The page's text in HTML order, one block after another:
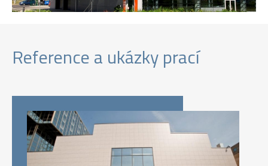
Reference a ukázky prací